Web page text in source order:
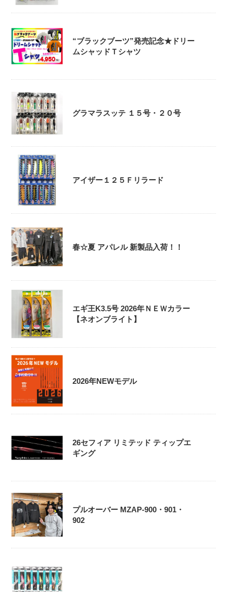
“ブラックブーツ”発売記念★ドリー
ムシャッドＴシャツ
グラマラスッテ １５号・２０号
アイザー１２５Ｆリラード
春☆夏 アパレル 新製品入荷！！
エギ王K3.5号 2026年ＮＥＷカラー
【ネオンブライト】
2026年NEWモデル
26セフィア リミテッド ティップエ
ギング
プルオーバー MZAP-900・901・
902